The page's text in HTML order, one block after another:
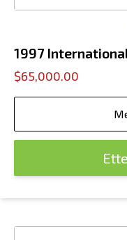
1997
$65,000.00